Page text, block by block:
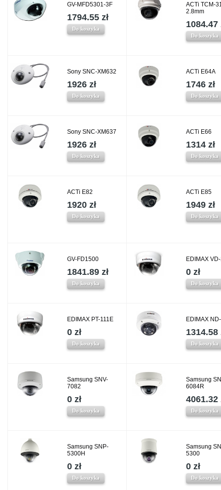
GV-MFD5301-3F
1794.55 zł
Do koszyka
ACTi TCM-
2.8mm
1084.47
Do koszyka
Sony SNC-XM632
1926 zł
Do koszyka
ACTi E64A
1746 zł
Do koszyka
Sony SNC-XM637
1926 zł
Do koszyka
ACTi E66
1314 zł
Do koszyka
ACTi E82
1920 zł
Do koszyka
ACTi E85
1949 zł
Do koszyka
GV-FD1500
1841.89 zł
Do koszyka
EDIMAX
0 zł
Do koszyka
EDIMAX PT-111E
0 zł
Do koszyka
EDIMAX
1314.58
Do koszyka
Samsung SNV-
7082
0 zł
Do koszyka
Samsung
6084R
4061.32
Do koszyka
Samsung SNP-
5300H
0 zł
Do koszyka
Samsung
5300
0 zł
Do koszyka